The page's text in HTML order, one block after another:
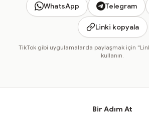
WhatsApp Telegram
Linki kopyala
TikTok gibi uygulamalarda paylaşmak için
kullanın.
Bir Adım At